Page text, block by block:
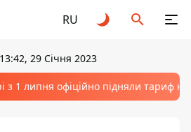
RU
13:42, 29 Січня 2023
з 1 липня офіційно підняли тариф